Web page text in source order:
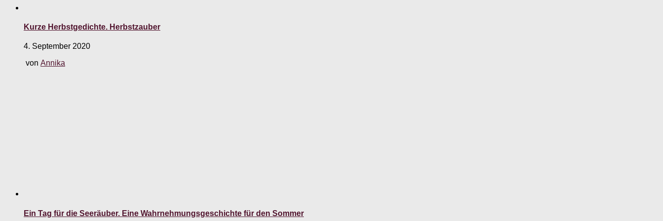
Kurze Herbstgedichte. Herbstzauber
4. September 2020
von Annika
Ein Tag für die Seeräuber. Eine Wahrnehmungsgeschichte für den Sommer